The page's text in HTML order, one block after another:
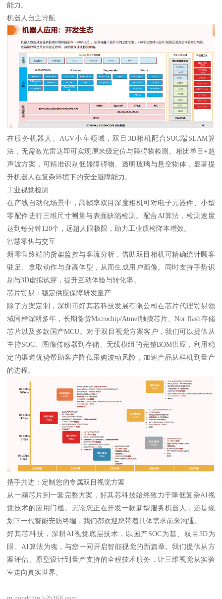
能力。
机器人自主导航
在服务机器人、AGV小车领域，双目3D相机配合SOC端SLAM算
法，无需激光雷达即可实现厘米级定位与障碍物检测。相比单目+超
声波方案，可精准识别低矮障碍物、透明玻璃与悬空物体，显著提
升机器人在复杂环境下的安全避障能力。
工业视觉检测
在产线自动化场景中，高帧率双目深度相机可对电子元器件、小型
零配件进行三维尺寸测量与表面缺陷检测。配合AI算法，检测速度
达到每分钟120个，远超人眼极限，助力工业质检降本增效。
智慧零售与交互
新零售终端的货架监控与客流分析，借助双目相机可精确统计顾客
驻足、拿取动作与身高体型，从而生成用户画像。同时支持手势识
别与3D虚拟试穿，提升互动体验与转化率。
芯片贸易：稳定供应保障研发量产
除了方案定制，深圳市好其芯科技发展有限公司在芯片代理贸易领
域同样深耕多年，长期备货Microchip/Atmel触摸芯片、Nor flash存储
芯片以及多款国产MCU。对于双目视觉方案客户，我们可以提供从
主控SOC、图像传感器到存储、无线模组的完整BOM供应，利用稳
定的渠道优势帮助客户降低采购波动风险，加速产品从样机到量产
的进程。
携手共进：定制您的专属双目视觉方案
从一颗芯片到一套完整方案，好其芯科技始终致力于降低复杂AI视
觉技术的应用门槛。无论您正在开发一款新型服务机器人，还是规
划下一代智能安防终端，我们都欢迎您带着具体需求前来沟通。
好其芯科技，深耕AI视觉底层技术，以国产SOC为基、双目3D为
眼、AI算法为魂，与您一同开启智能视觉的新篇章。我们提供从方
案评估、原型设计到量产支持的全程技术服务，让三维视觉从实验
室走向真实世界。